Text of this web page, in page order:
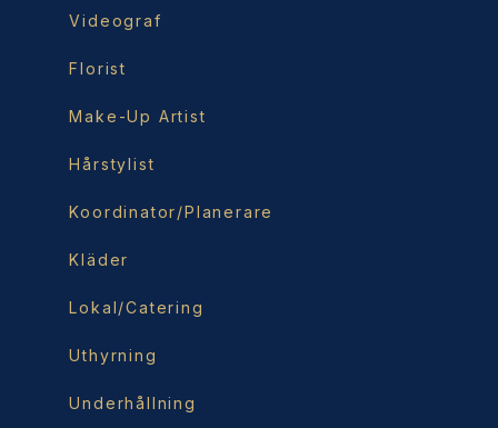
Videograf
Florist
Make-Up Artist
Hårstylist
Koordinator/Planerare
Kläder
Lokal/Catering
Uthyrning
Underhållning